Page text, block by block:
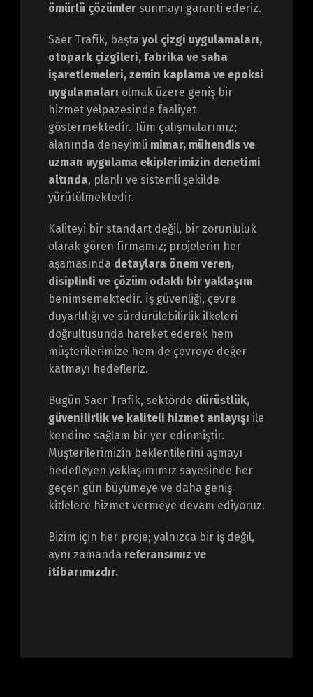
ömürlü çözümlersunmayı garanti ederiz.
Saer Trafik, başta yol çizgi uygulamaları,
otopark çizgileri, fabrika ve saha
işaretlemeleri, zemin kaplama ve epoksi
uygulamaları olmak üzere geniş bir
hizmet yelpazesinde faaliyet
göstermektedir. Tüm çalışmalarımız;
alanında deneyimli mimar, mühendis ve
uzman uygulama ekiplerimizin denetimi
altında, planlı ve sistemli şekilde
yürütülmektedir.
Kaliteyi bir standart değil, bir zorunluluk
olarak gören firmamız; projelerin her
aşamasında detaylara önem veren,
disiplinli ve çözüm odaklı bir yaklaşım
benimsemektedir. İş güvenliği, çevre
duyarlılığı ve sürdürülebilirlik ilkeleri
doğrultusunda hareket ederek hem
müşterilerimize hem de çevreye değer
katmayı hedefleriz.
Bugün Saer Trafik, sektörde dürüstlük,
güvenilirlik ve kaliteli hizmet anlayışı ile
kendine sağlam bir yer edinmiştir.
Müşterilerimizin beklentilerini aşmayı
hedefleyen yaklaşımımız sayesinde her
geçen gün büyümeye ve daha geniş
kitlelere hizmet vermeye devam ediyoruz.
Bizim için her proje; yalnızca bir iş değil,
aynı zamanda referansımız ve
itibarımızdır.